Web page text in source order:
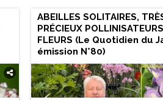
ABEILLES SOLITAIRES,
PRÉCIEUX
FLEURS (Le Quotidien du
émission N°80)